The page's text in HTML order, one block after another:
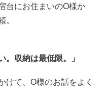
台にお住まいのO様か
。
。収納は最低限。」
けて、O様のお話をよく